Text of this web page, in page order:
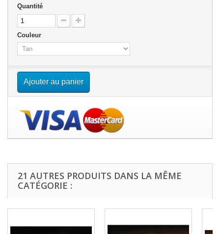
Quantité
Couleur
Ajouter au panier
21 AUTRES PRODUITS DANS LA MÊME
CATÉGORIE :